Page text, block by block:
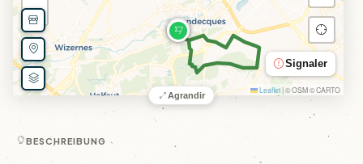
−
Signaler
Leaflet |© OSM © CARTO
Agrandir
BESCHREIBUNG